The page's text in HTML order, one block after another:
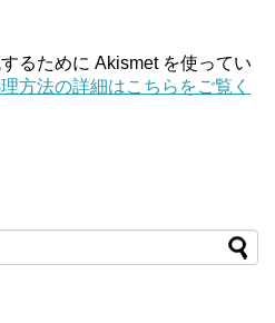
るために Akismet を使ってい
方法の詳細はこちらをご覧く